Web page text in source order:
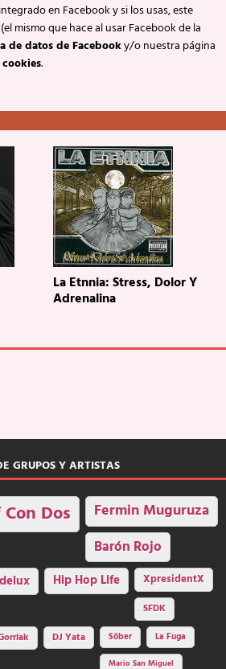
en Facebook y si los usas, este
mismo que hace al usar Facebook de la
de datos de Facebooky/o nuestra página
.
La Etnnia: Stress, Dolor Y
Adrenalina
GRUPOS Y ARTISTAS
Dos Fermin Muguruza
Barón Rojo
Hip Hop Life
XpresidentX
SFDK
DJ Yata Sôber
La Fuga
Mario San Miguel